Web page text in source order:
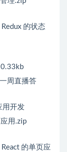
的状态
周直播答
用开发
用.zip
的单页应